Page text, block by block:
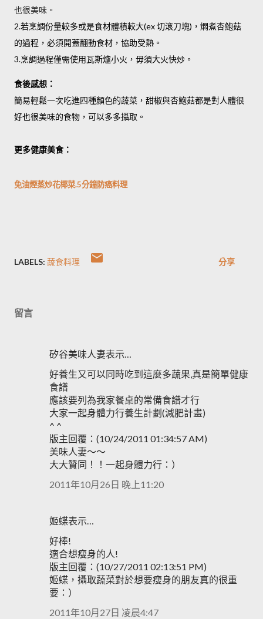
也很美味。
2.若烹調份量較多或是食材體積較大(ex 切滾刀塊)，燜煮杏鮑菇
的過程，必須開蓋翻動食材，協助受熱。
3.烹調過程僅需使用瓦斯爐小火，毋須大火快炒。
食後感想：
簡易輕鬆一次吃進四種顏色的蔬菜，甜椒與杏鮑菇都是對人體很
好也很美味的食物，可以多多攝取。
更多健康美食：
免油煙蒸炒花椰菜.5分鐘防癌料理
LABELS: 蔬食料理 分享
留言
矽谷美味人妻表示…
好養生又可以同時吃到這麼多蔬果,真是簡單健康
食譜
應該要列為我家餐桌的常備食譜才行
大家一起身體力行養生計劃(減肥計畫)
^ ^
版主回覆：(10/24/2011 01:34:57 AM)
美味人妻～～
大大贊同！！一起身體力行：）
2011年10月26日 晚上11:20
姬蝶表示…
好棒!
適合想瘦身的人!
版主回覆：(10/27/2011 02:13:51 PM)
姬蝶，攝取蔬菜對於想要瘦身的朋友真的很重
要：）
2011年10月27日 凌晨4:47